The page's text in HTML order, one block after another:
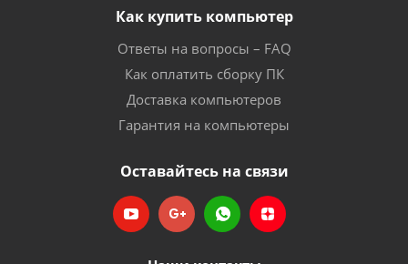
Как купить компьютер
Ответы на вопросы – FAQ
Как оплатить сборку ПК
Доставка компьютеров
Гарантия на компьютеры
Оставайтесь на связи